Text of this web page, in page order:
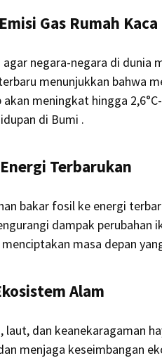
Gas Rumah Kaca
agar negara-negara di dunia
menunjukkan bahwa
meningkat hingga
di Bumi .
Terbarukan
bakar fosil ke energi
dampak perubahan
masa depan
Alam
laut, dan keanekaragaman
menjaga keseimbangan